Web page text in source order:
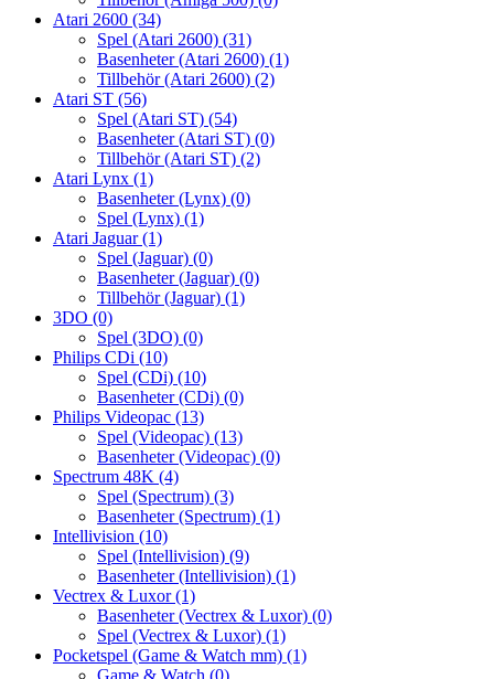
Atari 2600 (34)
Spel (Atari 2600) (31)
Basenheter (Atari 2600) (1)
Tillbehör (Atari 2600) (2)
Atari ST (56)
Spel (Atari ST) (54)
Basenheter (Atari ST) (0)
Tillbehör (Atari ST) (2)
Atari Lynx (1)
Basenheter (Lynx) (0)
Spel (Lynx) (1)
Atari Jaguar(1)
Spel (Jaguar) (0)
Basenheter (Jaguar) (0)
Tillbehör (Jaguar) (1)
3DO (0)
Spel (3DO) (0)
Philips CDi (10)
Spel (CDi) (10)
Basenheter (CDi) (0)
Philips Videopac (13)
Spel (Videopac) (13)
Basenheter (Videopac) (0)
Spectrum 48K (4)
Spel (Spectrum) (3)
Basenheter (Spectrum) (1)
Intellivision (10)
Spel (Intellivision) (9)
Basenheter (Intellivision) (1)
Vectrex & Luxor(1)
Basenheter (Vectrex & Luxor) (0)
Spel (Vectrex & Luxor) (1)
Pocketspel (Game & Watch mm) (1)